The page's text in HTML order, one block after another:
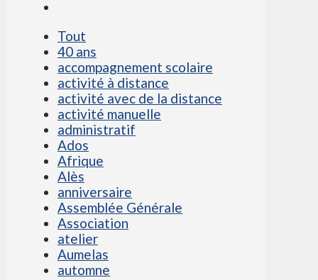
Tout
40 ans
accompagnement scolaire
activité à distance
activité avec de la distance
activité manuelle
administratif
Ados
Afrique
Alès
anniversaire
Assemblée Générale
Association
atelier
Aumelas
automne